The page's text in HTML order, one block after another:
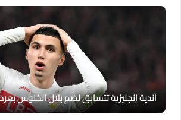
أندية إنجليزية تتسابق لضم بلال الخنوس